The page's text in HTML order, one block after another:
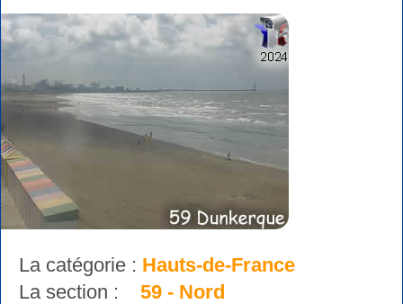
La catégorie : Hauts-de-France
La section : 59 - Nord